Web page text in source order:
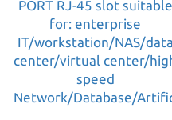
speed/fast audio
and video
transmission
NAS/server/e-